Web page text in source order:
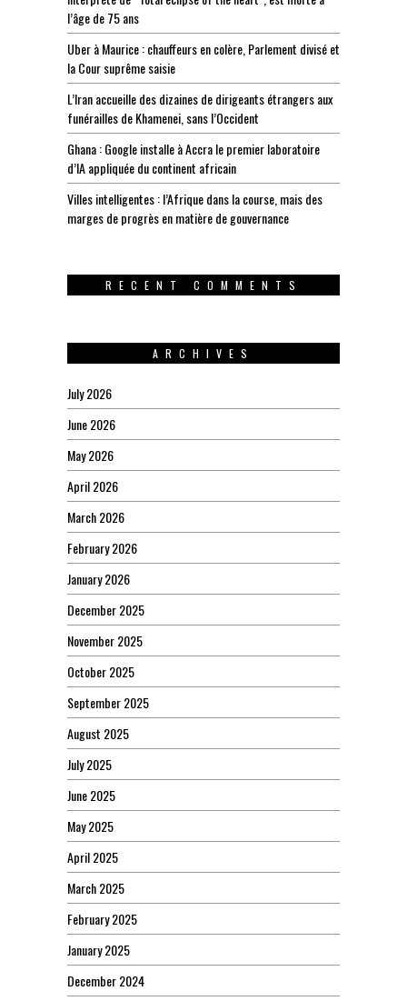
l’âge de 75 ans
Uber à Maurice : chauffeurs en colère, Parlement divisé et
la Cour suprême saisie
L’Iran accueille des dizaines de dirigeants étrangers aux
funérailles de Khamenei, sans l’Occident
Ghana : Google installe à Accra le premier laboratoire
d’IA appliquée du continent africain
Villes intelligentes : l’Afrique dans la course, mais des
marges de progrès en matière de gouvernance
RECENT COMMENTS
ARCHIVES
July 2026
June 2026
May 2026
April 2026
March 2026
February 2026
January 2026
December 2025
November 2025
October 2025
September 2025
August 2025
July 2025
June 2025
May 2025
April 2025
March 2025
February 2025
January 2025
December 2024